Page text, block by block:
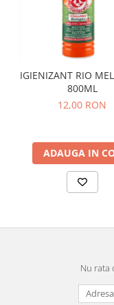
IGIENIZANT RIO
800ML
12,00 RON
ADAUGA IN
Nu rata